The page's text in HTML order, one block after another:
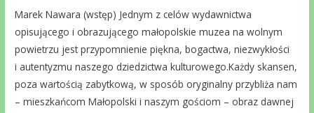
Marek Nawara (wstęp) Jednym z celów wydawnictwa
opisującego i obrazującego małopolskie muzea na wolnym
powietrzu jest przypomnienie piękna, bogactwa, niezwykłości
i autentyzmu naszego dziedzictwa kulturowego.Każdy skansen,
poza wartością zabytkową, w sposób oryginalny przybliża nam
– mieszkańcom Małopolski i naszym gościom – obraz dawnej